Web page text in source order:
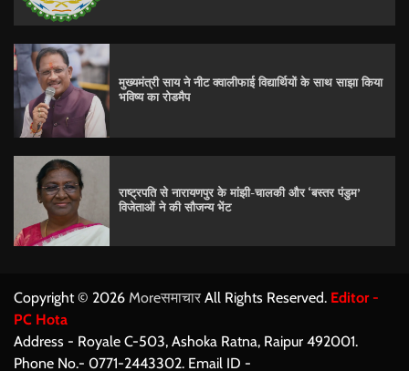
मुख्यमंत्री साय ने नीट क्वालीफाई विद्यार्थियों के साथ साझा किया
भविष्य का रोडमैप
राष्ट्रपति से नारायणपुर के मांझी-चालकी और ‘बस्तर पंडुम’
विजेताओं ने की सौजन्य भेंट
Copyright © 2026 Moreसमाचार All Rights Reserved. Editor -
PC Hota
Address - Royale C-503, Ashoka Ratna, Raipur 492001.
Phone No.- 0771-2443302. Email ID -